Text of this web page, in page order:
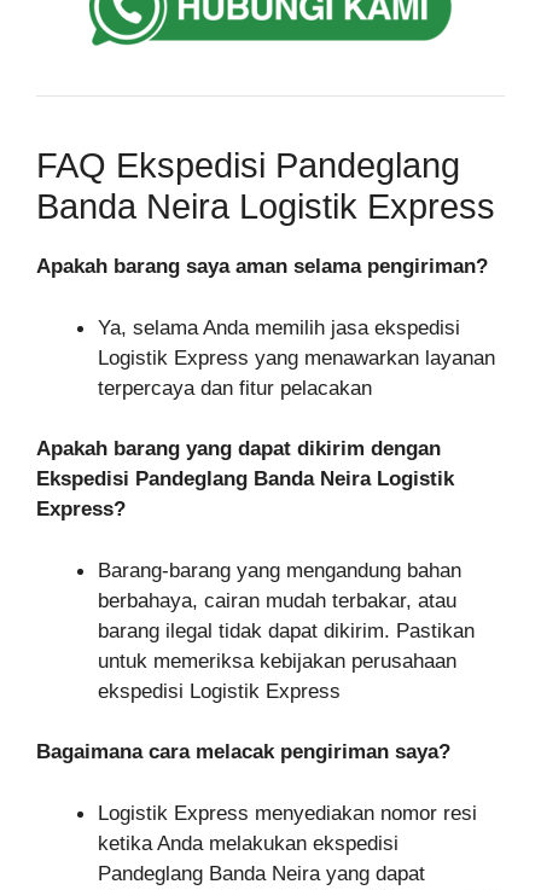
FAQ Ekspedisi Pandeglang
Banda Neira Logistik Express
Apakah barang saya aman selama pengiriman?
Ya, selama Anda memilih jasa ekspedisi
Logistik Express yang menawarkan layanan
terpercaya dan fitur pelacakan
Apakah barang yang dapat dikirim dengan
Ekspedisi Pandeglang Banda Neira Logistik
Express?
Barang-barang yang mengandung bahan
berbahaya, cairan mudah terbakar, atau
barang ilegal tidak dapat dikirim. Pastikan
untuk memeriksa kebijakan perusahaan
ekspedisi Logistik Express
Bagaimana cara melacak pengiriman saya?
Logistik Express menyediakan nomor resi
ketika Anda melakukan ekspedisi
Pandeglang Banda Neira yang dapat